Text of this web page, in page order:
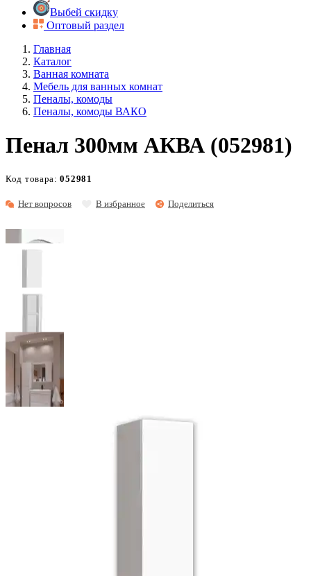
Выбей скидку
Оптовый раздел
Главная
Каталог
Ванная комната
Мебель для ванных комнат
Пеналы, комоды
Пеналы, комоды ВАКО
Пенал 300мм АКВА (052981)
Нет вопросов В избранное Поделиться
Код товара:052981